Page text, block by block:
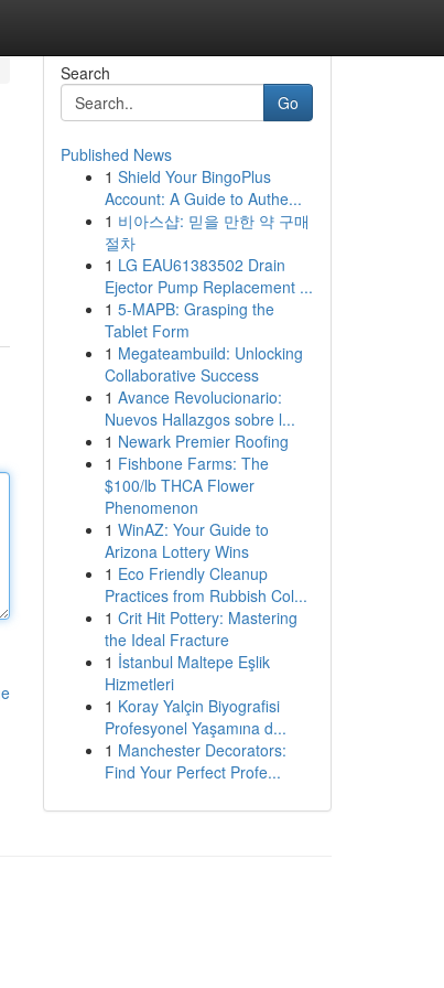
Search
Go
Published News
1 Shield Your BingoPlus
Account: A Guide to Authe...
1 비아스샵: 믿을 만한 약 구매
절차
1 LG EAU61383502 Drain
Ejector Pump Replacement ...
1 5-MAPB: Grasping the
Tablet Form
1 Megateambuild: Unlocking
Collaborative Success
1 Avance Revolucionario:
Nuevos Hallazgos sobre l...
1 Newark Premier Roofing
1 Fishbone Farms: The
$100/lb THCA Flower
Phenomenon
1 WinAZ: Your Guide to
Arizona Lottery Wins
1 Eco Friendly Cleanup
Practices from Rubbish Col...
1 Crit Hit Pottery: Mastering
the Ideal Fracture
1 İstanbul Maltepe Eşlik
Hizmetleri
1 Koray Yalçin Biyografisi
Profesyonel Yaşamına d...
1 Manchester Decorators:
Find Your Perfect Profe...